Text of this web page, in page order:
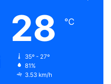
28 ℃
35º - 27º
81%
3.53 km/h